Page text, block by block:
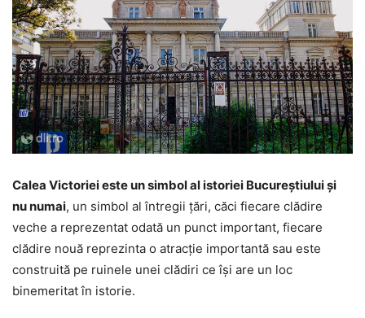
Calea Victoriei este un simbol al istoriei Bucureștiului și
nu numai, un simbol al întregii țări, căci fiecare clădire
veche a reprezentat odată un punct important, fiecare
clădire nouă reprezinta o atracție importantă sau este
construită pe ruinele unei clădiri ce își are un loc
binemeritat în istorie.